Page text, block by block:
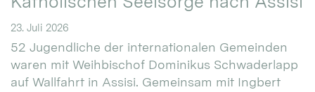
23. Juli 2026
52 Jugendliche der internationalen Gemeinden
waren mit Weihbischof Dominikus Schwaderlapp
auf Wallfahrt in Assisi. Gemeinsam mit Ingbert